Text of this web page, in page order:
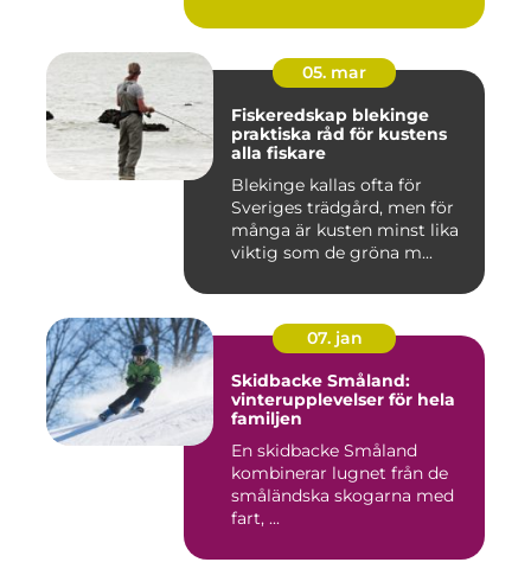
05. mar
Fiskeredskap blekinge
praktiska råd för kustens
alla fiskare
Blekinge kallas ofta för
Sveriges trädgård, men för
många är kusten minst lika
viktig som de gröna m...
07. jan
Skidbacke Småland:
vinterupplevelser för hela
familjen
En skidbacke Småland
kombinerar lugnet från de
småländska skogarna med
fart, ...